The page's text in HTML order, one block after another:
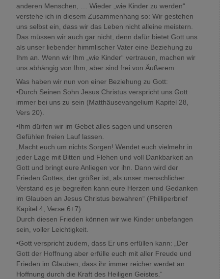
anderen Menschen, … Wieder „wie Kinder zu werden“
verstehe ich in diesem Zusammenhang so: Wir gestehen
uns selbst ein, dass wir das Leben nicht alleine meistern.
Das müssen wir auch gar nicht, denn dafür bietet Gott uns
als unser liebender himmlischer Vater eine Beziehung zu
Ihm an. Wenn wir Ihm „wie Kinder“ vertrauen, machen wir
uns abhängig von Ihm, aber sind frei von Äußerem.
Was haben wir nun von einer Beziehung zu Gott:
•Durch Seinen Sohn Jesus Christus verspricht uns Gott
immer bei uns zu sein (Matthäusevangelium Kapitel 28,
Vers 20).
•Ihm dürfen wir im Gebet alles sagen und unseren
Gefühlen freien Lauf lassen.
„Macht euch um nichts Sorgen! Wendet euch vielmehr in
jeder Lage mit Bitten und Flehen und voll Dankbarkeit an
Gott und bringt eure Anliegen vor ihn. Dann wird der
Frieden Gottes, der größer ist, als unser menschlicher
Verstand es je begreifen kann eure Herzen und Gedanken
im Glauben an Jesus Christus bewahren“ (Philliperbrief
Kapitel 4, Verse 6+7)
Durch diesen Frieden können wir wie Kinder unbefangen
sein, voller Leichtigkeit.
•Gott verspricht zudem, dass Er uns erfüllen kann: „Der
Gott der Hoffnung aber erfülle euch mit aller Freude und
Frieden im Glauben, dass ihr immer reicher werdet an
Hoffnung durch die Kraft des Heiligen Geistes.“